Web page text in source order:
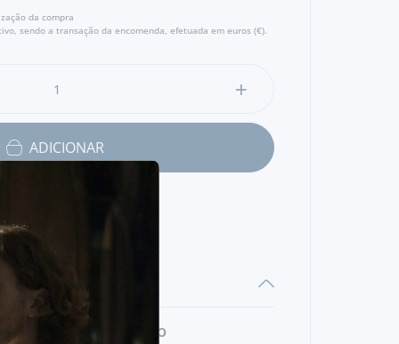
da compra
sendo a transação da encomenda, efetuada em euros (€).
ADICIONAR
LINGUEIRÃO